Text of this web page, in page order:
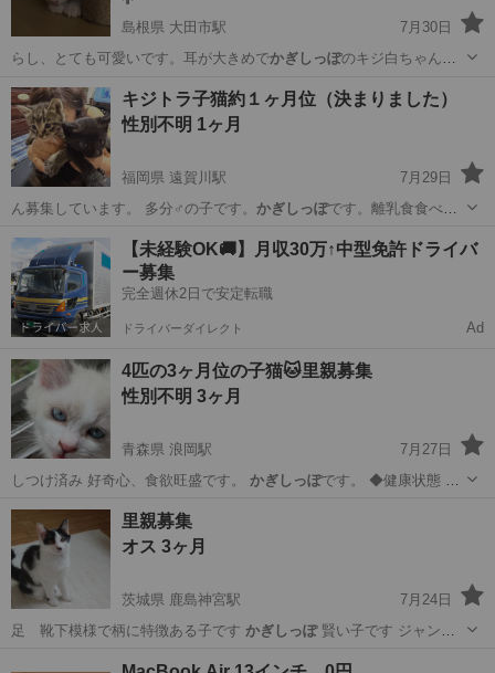
島根県 大田市駅
7月30日
らし、とても可愛いです。耳が大きめでかぎしっぽのキジ白ちゃんで
島根 大田市 大田市駅 猫 かぎしっぽ
キジトラ子猫約１ヶ月位（決まりました）
性別不明 1ヶ月
福岡県 遠賀川駅
7月29日
ん募集しています。 多分♂の子です。 かぎしっぽです。離乳食食べま
福岡 遠賀郡 遠賀川駅 猫 キジトラ
【未経験OK🚚】月収30万↑中型免許ドライバ
ー募集
完全週休2日で安定転職
ドライバーダイレクト Ad
4匹の3ヶ月位の子猫🐱里親募集
性別不明 3ヶ月
青森県 浪岡駅
7月27日
しつけ済み 好奇心、食欲旺盛です。 かぎしっぽです。 ◆健康状態 特
青森 青森市 浪岡駅
里親募集
オス 3ヶ月
茨城県 鹿島神宮駅
7月24日
足 靴下模様で柄に特徴ある子です かぎしっぽ賢い子です ジャンプ
猫 去勢手術